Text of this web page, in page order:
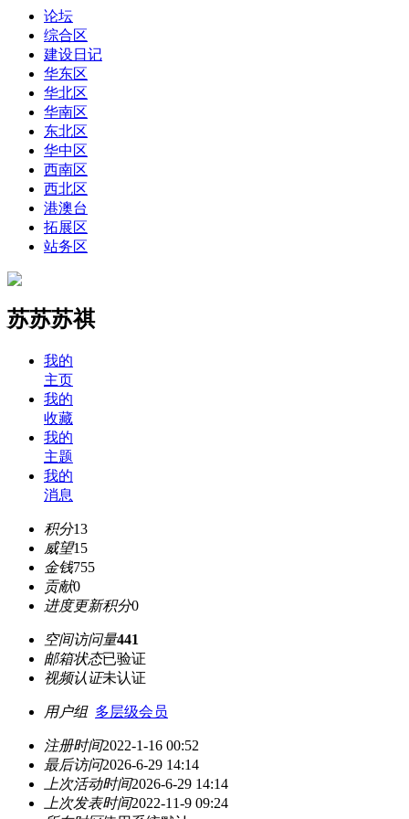
论坛
综合区
建设日记
华东区
华北区
华南区
东北区
华中区
西南区
西北区
港澳台
拓展区
站务区
苏苏苏祺
我的
主页
我的
收藏
我的
主题
我的
消息
积分13
威望15
金钱755
贡献0
进度更新积分0
空间访问量441
邮箱状态已验证
视频认证未认证
用户组 多层级会员
注册时间2022-1-16 00:52
最后访问2026-6-29 14:14
上次活动时间2026-6-29 14:14
上次发表时间2022-11-9 09:24